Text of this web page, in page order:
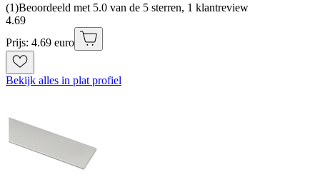
(1)Beoordeeld met 5.0 van de 5 sterren, 1 klantreview
4.69
Prijs: 4.69 euro
Bekijk alles in plat profiel